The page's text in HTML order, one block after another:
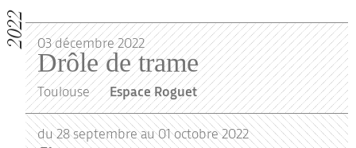
2022 03décembre2022
Drôle de trame
Toulouse Espace Roguet
du 28 septembre au 01 octobre 2022